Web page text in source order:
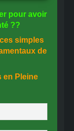
pour avoir
??
simples
de
en Pleine